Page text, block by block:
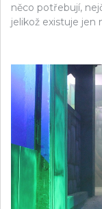
něco potřebují,
jelikož existuje jen